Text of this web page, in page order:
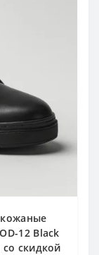
12 Black
скидкой